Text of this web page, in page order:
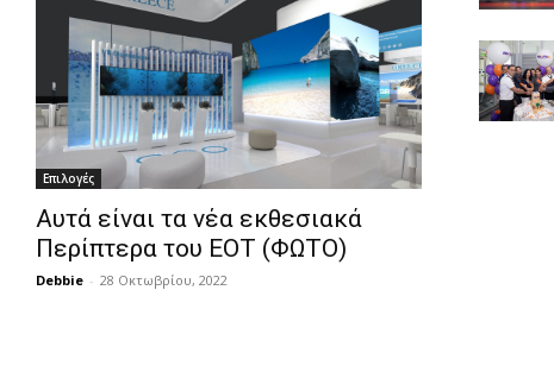
Επιλογές
Αυτά είναι τα νέα εκθεσιακά
Περίπτερα του ΕΟΤ (ΦΩΤΟ)
Debbie - 28 Οκτωβρίου, 2022